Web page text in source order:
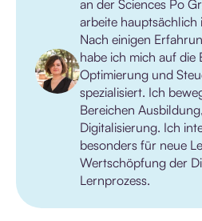
an der Sciences Po
arbeite hauptsächlich
Nach einigen
habe ich mich auf die
Optimierung und
spezialisiert. Ich
Bereichen
Digitalisierung. Ich
besonders für neue
Wertschöpfung der
Lernprozess.